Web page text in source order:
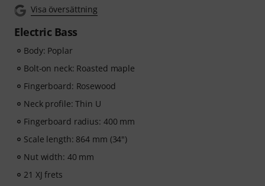
ArtMaster.com – learn directly from renowned bass
educator Marek Bero, known for his holistic approach
to bass playing, rhythmic mastery and practical
exercises that help every bassist grow — from
lessons, play-along tracks, technique workouts and
musical concepts that will take your bass playing to the
next level.
After your order has been shipped, you will
automatically receive the activation code via email. The
subscription ends automatically after expiration.
Visa översättning
Electric Bass
Body: Poplar
Bolt-on neck: Roasted maple
Fingerboard: Rosewood
Neck profile: Thin U
Fingerboard radius: 400 mm
Scale length: 864 mm (34")
Nut width: 40 mm
21 XJ frets